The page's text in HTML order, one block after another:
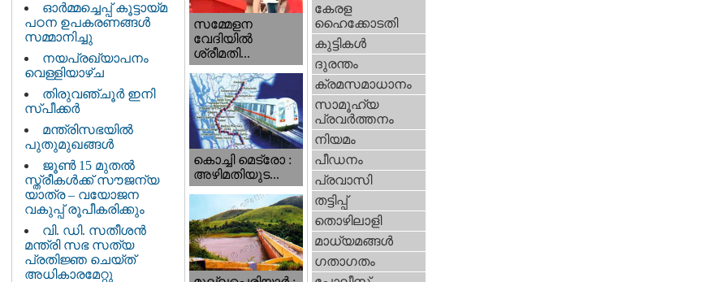
ഓർമ്മച്ചെപ്പ് കൂട്ടായ്മ
പഠന ഉപകരണങ്ങൾ
സമ്മാനിച്ചു
നയപ്രഖ്യാപനം
വെള്ളിയാഴ്ച
തിരുവഞ്ചൂർ ഇനി
സ്പീക്കർ
മന്ത്രിസഭയിൽ
പുതുമുഖങ്ങൾ
ജൂൺ 15 മുതൽ
സ്ത്രീകൾക്ക് സൗജന്യ
യാത്ര – വയോജന
വകുപ്പ് രൂപീകരിക്കും
വി. ഡി. സതീശന്‍
മന്ത്രി സഭ സത്യ
പ്രതിജ്ഞ ചെയ്ത്
അധികാരമേറ്റു
സമ്മേളന
വേദിയില്‍
ശ്രീമതി...
കൊച്ചി മെട്രോ :
അഴിമതിയുട...
കേരള
ഹൈക്കോടതി
കുട്ടികള്‍
ദുരന്തം
ക്രമസമാധാനം
സാമൂഹ്യ
പ്രവര്‍ത്തനം
നിയമം
പീഡനം
പ്രവാസി
തട്ടിപ്പ്‌
തൊഴിലാളി
മാധ്യമങ്ങള്‍
ഗതാഗതം